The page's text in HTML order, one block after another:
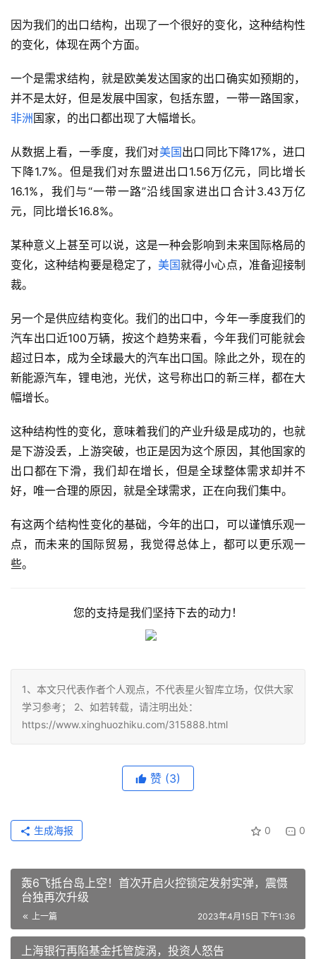
因为我们的出口结构，出现了一个很好的变化，这种结构性
的变化，体现在两个方面。
一个是需求结构，就是欧美发达国家的出口确实如预期的，
并不是太好，但是发展中国家，包括东盟，一带一路国家，
非洲国家，的出口都出现了大幅增长。
从数据上看，一季度，我们对美国出口同比下降17%，进口
下降1.7%。但是我们对东盟进出口1.56万亿元，同比增长
16.1%，我们与“一带一路”沿线国家进出口合计3.43万亿
元，同比增长16.8%。
某种意义上甚至可以说，这是一种会影响到未来国际格局的
变化，这种结构要是稳定了，美国就得小心点，准备迎接制
裁。
另一个是供应结构变化。我们的出口中，今年一季度我们的
汽车出口近100万辆，按这个趋势来看，今年我们可能就会
超过日本，成为全球最大的汽车出口国。除此之外，现在的
新能源汽车，锂电池，光伏，这号称出口的新三样，都在大
幅增长。
这种结构性的变化，意味着我们的产业升级是成功的，也就
是下游没丢，上游突破，也正是因为这个原因，其他国家的
出口都在下滑，我们却在增长，但是全球整体需求却并不
好，唯一合理的原因，就是全球需求，正在向我们集中。
有这两个结构性变化的基础，今年的出口，可以谨慎乐观一
点，而未来的国际贸易，我觉得总体上，都可以更乐观一
些。
您的支持是我们坚持下去的动力！
1、本文只代表作者个人观点，不代表星火智库立场，仅供大家
学习参考； 2、如若转载，请注明出处：
https://www.xinghuozhiku.com/315888.html
赞 (3)
0 0
生成海报
轰6飞抵台岛上空！首次开启火控锁定发射实弹，震慑
台独再次升级
上一篇 2023年4月15日 下午1:36
上海银行再陷基金托管旋涡，投资人怒告